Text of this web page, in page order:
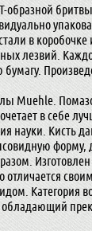
образной
в коробочке
лезвий.
бумагу.
Muehle.
в себе
науки. Кисть
форму,
Категория
обладающий